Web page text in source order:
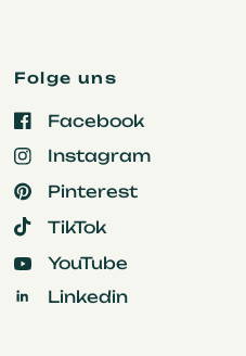
Folge uns
Facebook
Instagram
Pinterest
TikTok
YouTube
Linkedin